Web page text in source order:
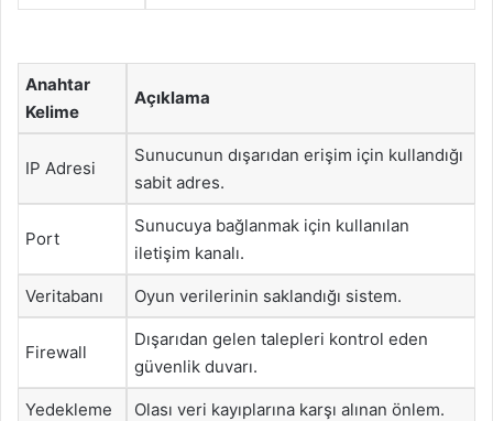
Anahtar
Kelime
Açıklama
IP Adresi
Sunucunun dışarıdan erişim için kullandığı
sabit adres.
Port
Sunucuya bağlanmak için kullanılan
iletişim kanalı.
Veritabanı Oyun verilerinin saklandığı sistem.
Firewall
Dışarıdan gelen talepleri kontrol eden
güvenlik duvarı.
Yedekleme Olası veri kayıplarına karşı alınan önlem.